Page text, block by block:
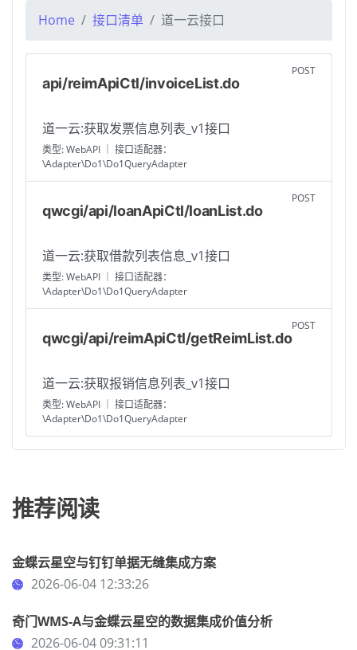
Home 接口清单 道一云接口
api/reimApiCtl/invoiceList.do
POST
道一云:获取发票信息列表_v1接口
类型: WebAPI ｜ 接口适配器：
\Adapter\Do1\Do1QueryAdapter
qwcgi/api/loanApiCtl/loanList.do
POST
道一云:获取借款列表信息_v1接口
类型: WebAPI ｜ 接口适配器：
\Adapter\Do1\Do1QueryAdapter
qwcgi/api/reimApiCtl/getReimList.do
POST
道一云:获取报销信息列表_v1接口
类型: WebAPI ｜ 接口适配器：
\Adapter\Do1\Do1QueryAdapter
推荐阅读
金蝶云星空与钉钉单据无缝集成方案
2026-06-04 12:33:26
奇门WMS-A与金蝶云星空的数据集成价值分析
2026-06-04 09:31:11